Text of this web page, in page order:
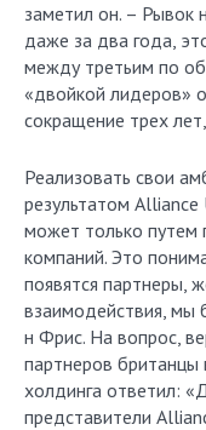
заметил он. – Рывок
даже за два года,
между третьим по
«двойкой лидеров»
сокращение трех
Реализовать свои
результатом
может только путем
компаний. Это
появятся партнеры,
взаимодействия, мы
н Фрис. На вопрос,
партнеров британцы
холдинга ответил:
представители